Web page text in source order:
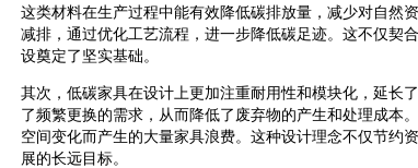
这类材料在生产过程中能有效降低碳排放量，减少对自然
减排，通过优化工艺流程，进一步降低碳足迹。这不仅契
设奠定了坚实基础。
其次，低碳家具在设计上更加注重耐用性和模块化，延长
了频繁更换的需求，从而降低了废弃物的产生和处理成本
空间变化而产生的大量家具浪费。这种设计理念不仅节约
展的长远目标。